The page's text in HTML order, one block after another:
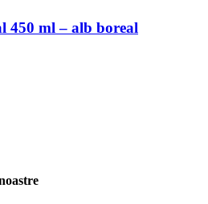
450 ml – alb boreal